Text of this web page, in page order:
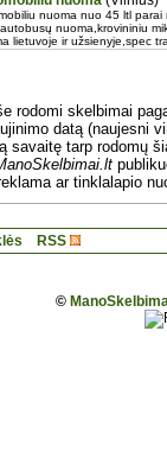
nuoma nuo 45 ltl
nuoma,krovininiu
lietuvoje ir užsienyje,spec
rodomi skelbimai
datą (naujesni
savaitę tarp rodomų
ar tinklalapio
RSS
©